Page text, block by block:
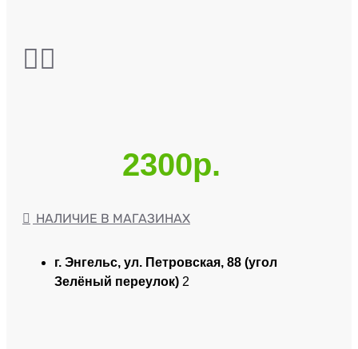
2300р.
НАЛИЧИЕ В МАГАЗИНАХ
г. Энгельс, ул. Петровская, 88 (угол
Зелёный переулок) 2